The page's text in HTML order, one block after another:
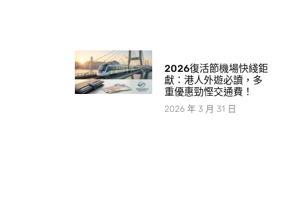
2026復活節機場快綫鉅
獻：港人外遊必讀，多
重優惠勁慳交通費！
2026 年 3 月 31 日